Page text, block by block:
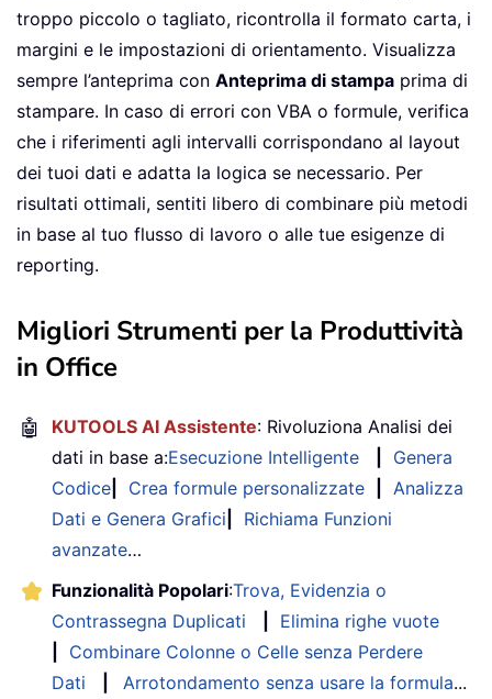
troppo piccolo o tagliato, ricontrolla il formato carta, i
margini e le impostazioni di orientamento. Visualizza
sempre l’anteprima con Anteprima di stampa prima di
stampare. In caso di errori con VBA o formule, verifica
che i riferimenti agli intervalli corrispondano al layout
dei tuoi dati e adatta la logica se necessario. Per
risultati ottimali, sentiti libero di combinare più metodi
in base al tuo flusso di lavoro o alle tue esigenze di
reporting.
Migliori Strumenti per la Produttività
in Office
🤖 KUTOOLS AI Assistente: Rivoluziona Analisi dei
dati in base a:Esecuzione Intelligente
Genera
Codice
Crea formule personalizzate
Analizza
Dati e Genera Grafici
Richiama Funzioni
avanzate…
Funzionalità Popolari:Trova, Evidenzia o
Contrassegna Duplicati
Elimina righe vuote
Combinare Colonne o Celle senza Perdere
Dati
Arrotondamento senza usare la formula...